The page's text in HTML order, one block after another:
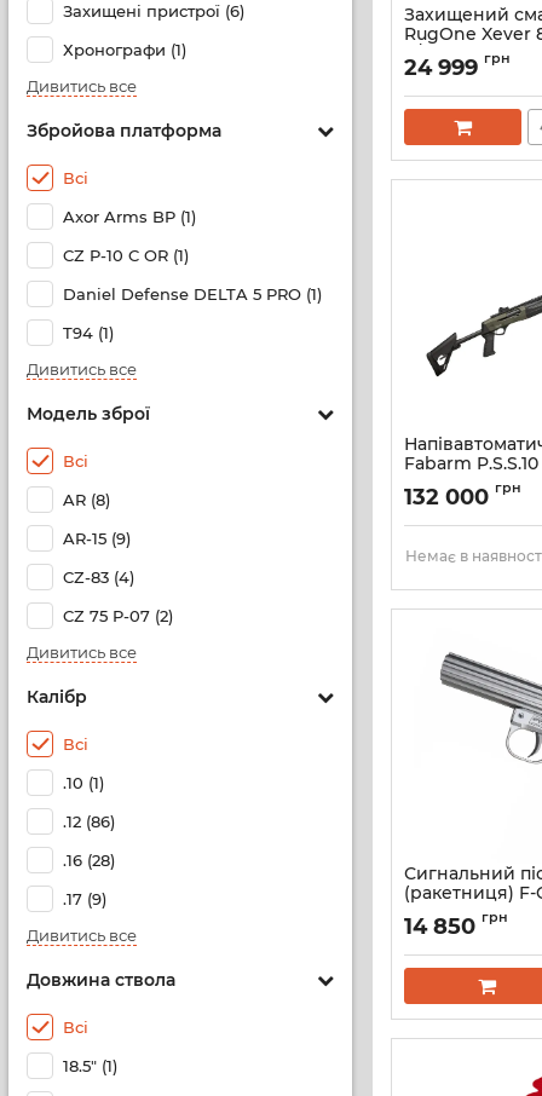
Захищені пристрої (6)
Хронографи (1)
Дивитись все
Збройова платформа
Всі
Axor Arms BP (1)
CZ P-10 C OR (1)
Daniel Defense DELTA 5 PRO (1)
T94 (1)
Дивитись все
Модель зброї
Всі
AR (8)
AR-15 (9)
CZ-83 (4)
CZ 75 P-07 (2)
Дивитись все
Калібр
Всі
.10 (1)
.12 (86)
.16 (28)
.17 (9)
Дивитись все
Довжина ствола
Всі
18.5" (1)
Захищений
RugOne Xever
8/256GB 5G -
IP69K - IP68
Артикул:
24 999 грн
Fabarm P.S.S.10
QTA
Green
Артикул: 298226890
132 000 грн
Немає в
Сигнальний
(ракетниця)
26,5 мм Метал
14 850 грн